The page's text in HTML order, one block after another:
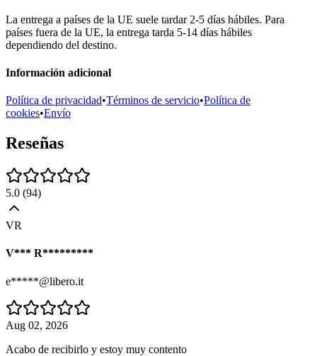
La entrega a países de la UE suele tardar 2-5 días hábiles. Para
países fuera de la UE, la entrega tarda 5-14 días hábiles
dependiendo del destino.
Información adicional
Política de privacidad•Términos de servicio•Política de
cookies•Envío
Reseñas
5.0 (94)
VR
V*** R*********
e*****@libero.it
Aug 02, 2026
Acabo de recibirlo y estoy muy contento